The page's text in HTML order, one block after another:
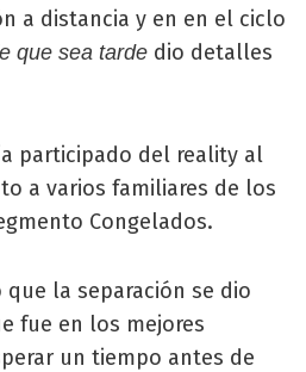
a distancia y en en el ciclo
que sea tarde dio detalles
participado del reality al
a varios familiares de los
Congelados.
la separación se dio
fue en los mejores
un tiempo antes de